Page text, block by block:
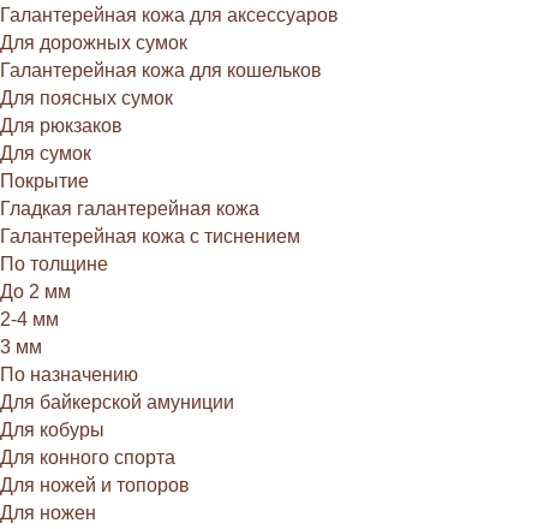
Галантерейная кожа для аксессуаров
Для дорожных сумок
Галантерейная кожа для кошельков
Для поясных сумок
Для рюкзаков
Для сумок
Покрытие
Гладкая галантерейная кожа
Галантерейная кожа с тиснением
По толщине
До 2 мм
2-4 мм
3 мм
По назначению
Для байкерской амуниции
Для кобуры
Для конного спорта
Для ножей и топоров
Для ножен